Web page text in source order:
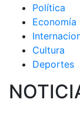
Política
Economía
Cultura
Deportes